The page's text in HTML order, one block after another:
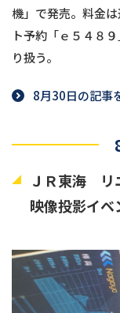
機」で発売。料金
ト予約「ｅ５４８
り扱う。
8月30日の記事
ＪＲ東海 リ
映像投影イベ